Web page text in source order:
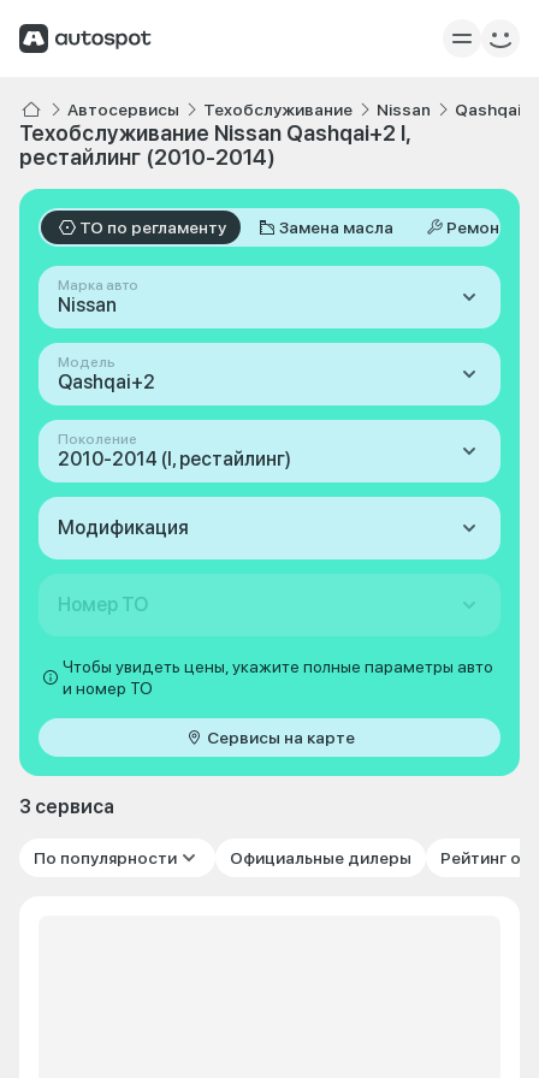
Автосервисы Техобслуживание Nissan
Техобслуживание Nissan Qashqai+2 I,
рестайлинг (2010-2014)
ТО по регламенту Замена масла Ремонт
Марка авто
Nissan
Модель
Qashqai+2
Поколение
2010-2014 (I, рестайлинг)
Модификация
Номер ТО
Чтобы увидеть цены, укажите полные параметры авто
и номер ТО
Сервисы на карте
3 сервиса
По популярности Официальные дилеры Рейтинг